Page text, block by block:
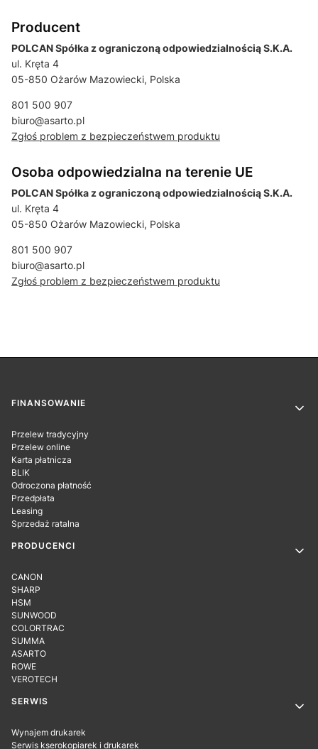
Producent
POLCAN Spółka z ograniczoną odpowiedzialnością S.K.A.
ul. Kręta 4
05-850 Ożarów Mazowiecki, Polska
801 500 907
biuro@asarto.pl
Zgłoś problem z bezpieczeństwem produktu
Osoba odpowiedzialna na terenie UE
POLCAN Spółka z ograniczoną odpowiedzialnością S.K.A.
ul. Kręta 4
05-850 Ożarów Mazowiecki, Polska
801 500 907
biuro@asarto.pl
Zgłoś problem z bezpieczeństwem produktu
Linki w stopce
FINANSOWANIE
Przelew tradycyjny
Przelew online
Karta płatnicza
BLIK
Odroczona płatność
Przedpłata
Leasing
Sprzedaż ratalna
PRODUCENCI
CANON
SHARP
HSM
SUNWOOD
COLORTRAC
SUMMA
ASARTO
ROWE
VEROTECH
SERWIS
Wynajem drukarek
Serwis kserokopiarek i drukarek